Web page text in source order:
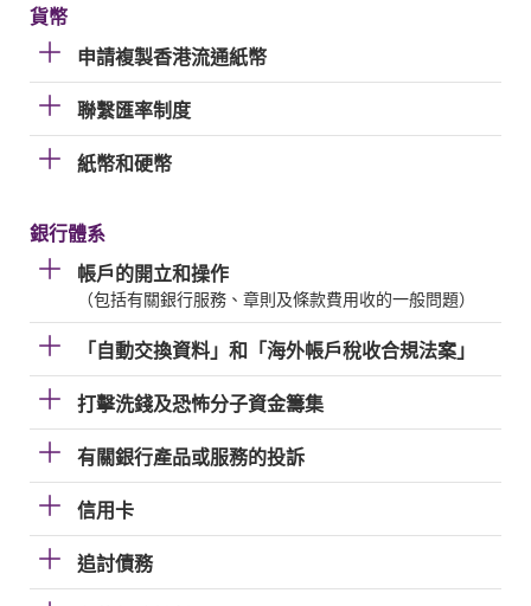
貨幣
申請複製香港流通紙幣
聯繫匯率制度
紙幣和硬幣
銀行體系
帳戶的開立和操作
（包括有關銀行服務、章則及條款費用收的一般問題）
「自動交換資料」和「海外帳戶稅收合規法案」
打擊洗錢及恐怖分子資金籌集
有關銀行產品或服務的投訴
信用卡
追討債務